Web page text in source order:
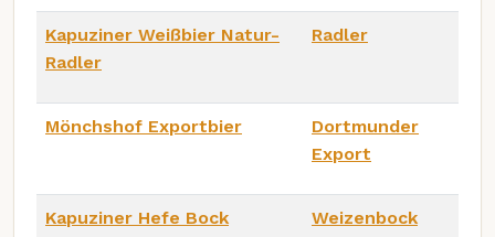
Kapuziner Weißbier Natur-
Radler
Radler
Mönchshof Exportbier
Dortmunder
Export
Kapuziner Hefe Bock
Weizenbock